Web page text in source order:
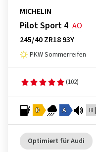
MICHELIN
Pilot Sport 4 AO
245/40 ZR18 93Y
PKW Sommerreifen
(102)
D A B
Optimiert für Audi